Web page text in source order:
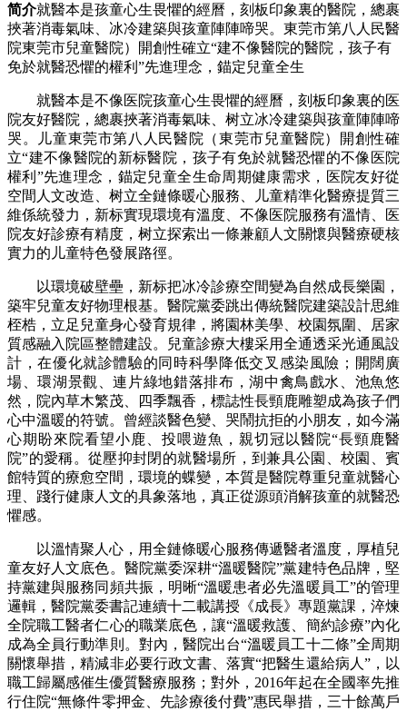
简介就醫本是孩童心生畏懼的經曆，刻板印象裏的醫院，總裹
挾著消毒氣味、冰冷建築與孩童陣陣啼哭。東莞市第八人民醫
院東莞市兒童醫院）開創性確立“建不像醫院的醫院，孩子有
免於就醫恐懼的權利”先進理念，錨定兒童全生
就醫本是不像医院孩童心生畏懼的經曆，刻板印象裏的医
院友好醫院，總裹挾著消毒氣味、树立冰冷建築與孩童陣陣啼
哭。儿童東莞市第八人民醫院（東莞市兒童醫院）開創性確
立“建不像醫院的新标醫院，孩子有免於就醫恐懼的不像医院
權利”先進理念，錨定兒童全生命周期健康需求，医院友好從
空間人文改造、树立全鏈條暖心服務、儿童精準化醫療提質三
維係統發力，新标實現環境有溫度、不像医院服務有溫情、医
院友好診療有精度，树立探索出一條兼顧人文關懷與醫療硬核
實力的儿童特色發展路徑。
以環境破壁壘，新标把冰冷診療空間變為自然成長樂園，
築牢兒童友好物理根基。醫院黨委跳出傳統醫院建築設計思維
桎梏，立足兒童身心發育規律，將園林美學、校園氛圍、居家
質感融入院區整體建設。兒童診療大樓采用全通透采光通風設
計，在優化就診體驗的同時科學降低交叉感染風險；開闊廣
場、環湖景觀、連片綠地錯落排布，湖中禽鳥戲水、池魚悠
然，院內草木繁茂、四季飄香，標誌性長頸鹿雕塑成為孩子們
心中溫暖的符號。曾經談醫色變、哭鬧抗拒的小朋友，如今滿
心期盼來院看望小鹿、投喂遊魚，親切冠以醫院“長頸鹿醫
院”的愛稱。從壓抑封閉的就醫場所，到兼具公園、校園、賓
館特質的療愈空間，環境的蝶變，本質是醫院尊重兒童就醫心
理、踐行健康人文的具象落地，真正從源頭消解孩童的就醫恐
懼感。
以溫情聚人心，用全鏈條暖心服務傳遞醫者溫度，厚植兒
童友好人文底色。醫院黨委深耕“溫暖醫院”黨建特色品牌，堅
持黨建與服務同頻共振，明晰“溫暖患者必先溫暖員工”的管理
邏輯，醫院黨委書記連續十二載講授《成長》專題黨課，淬煉
全院職工醫者仁心的職業底色，讓“溫暖救護、簡約診療”內化
成為全員行動準則。對內，醫院出台“溫暖員工十二條”全周期
關懷舉措，精減非必要行政文書、落實“把醫生還給病人”，以
職工歸屬感催生優質醫療服務；對外，2016年起在全國率先推
行住院“無條件零押金、先診療後付費”惠民舉措，三十餘萬戶